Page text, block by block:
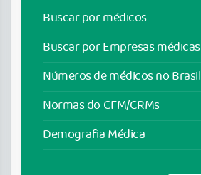
Buscar por médicos
Buscar por Empresas médicas
Números de médicos no Brasil
Normas do CFM/CRMs
Demografia Médica